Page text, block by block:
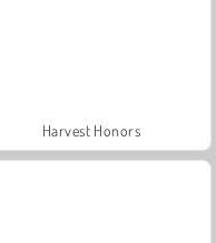
Harvest Honors